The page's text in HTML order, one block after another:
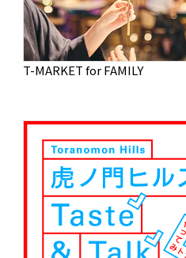
T-MARKET for FAMILY